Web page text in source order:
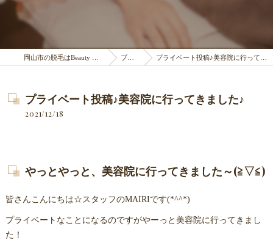
ブログ プライベート投稿♪美容院に行ってきました♪
プライベート投稿♪美容院に行ってきました♪
2021/12/18
やっとやっと、美容院に行ってきました～(≧▽≦)
皆さんこんにちは☆スタッフのMAIRIです(*^^*)
プライベートなことになるのですがやーっと美容院に行ってきまし
た！